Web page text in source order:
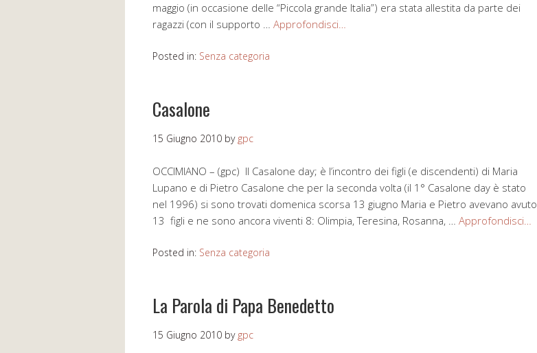
maggio (in occasione delle “Piccola grande Italia”) era stata allestita da parte dei
ragazzi (con il supporto … Approfondisci…
Posted in: Senza categoria
Casalone
15 Giugno 2010 by gpc
OCCIMIANO – (gpc) Il Casalone day; è l’incontro dei figli (e discendenti) di Maria
Lupano e di Pietro Casalone che per la seconda volta (il 1° Casalone day è stato
nel 1996) si sono trovati domenica scorsa 13 giugno Maria e Pietro avevano avuto
13 figli e ne sono ancora viventi 8: Olimpia, Teresina, Rosanna, … Approfondisci…
Posted in: Senza categoria
La Parola di Papa Benedetto
15 Giugno 2010 by gpc